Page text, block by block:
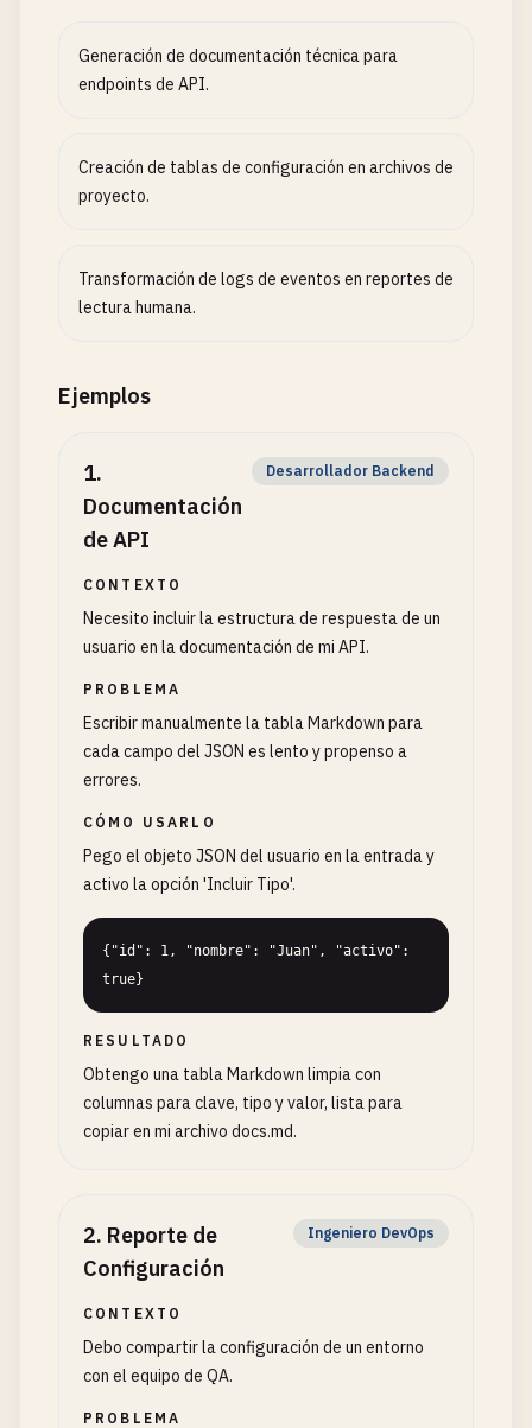
Generación de documentación técnica para
endpoints de API.
Creación de tablas de configuración en archivos de
proyecto.
Transformación de logs de eventos en reportes de
lectura humana.
Ejemplos
1.
Documentación
de API
Desarrollador Backend
CONTEXTO
Necesito incluir la estructura de respuesta de un
usuario en la documentación de mi API.
PROBLEMA
Escribir manualmente la tabla Markdown para
cada campo del JSON es lento y propenso a
errores.
CÓMO USARLO
Pego el objeto JSON del usuario en la entrada y
activo la opción 'Incluir Tipo'.
{"id": 1, "nombre": "Juan", "activo":
true}
RESULTADO
Obtengo una tabla Markdown limpia con
columnas para clave, tipo y valor, lista para
copiar en mi archivo docs.md.
2. Reporte de
Configuración
Ingeniero DevOps
CONTEXTO
Debo compartir la configuración de un entorno
con el equipo de QA.
PROBLEMA